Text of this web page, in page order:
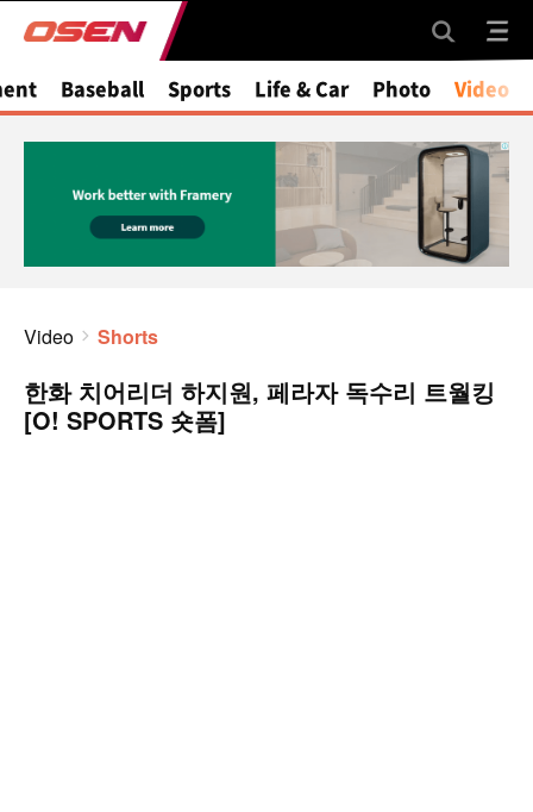
Baseball Sports Life & Car Photo Video
Video Shorts
한화 치어리더 하지원, 페라자 독수리 트월킹
[O! SPORTS 숏폼]